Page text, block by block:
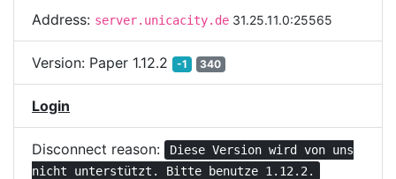
Address: server.unicacity.de 31.25.11.0:25565
Version: Paper 1.12.2 -1 340
Login
Disconnect reason:
Diese Version wird von uns
nicht unterstützt. Bitte benutze 1.12.2.